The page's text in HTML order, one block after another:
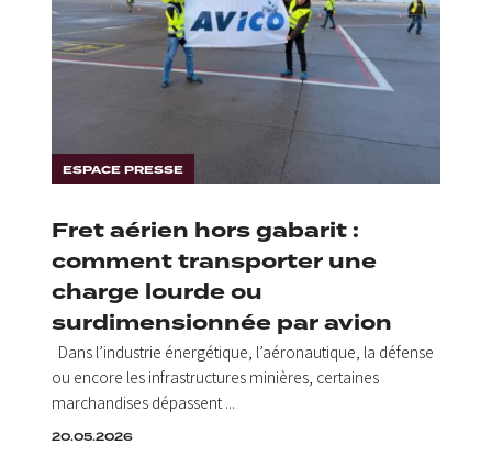
ESPACE PRESSE
Fret aérien hors gabarit :
comment transporter une
charge lourde ou
surdimensionnée par avion
Dans l’industrie énergétique, l’aéronautique, la défense
ou encore les infrastructures minières, certaines
marchandises dépassent ...
20.05.2026